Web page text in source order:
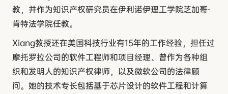
教，并作为知识产权研究员在伊利诺伊理工学院芝加哥-
肯特法学院任教。
Xiang教授还在美国科技行业有15年的工作经验，担任过
摩托罗拉公司的软件工程师和项目经理、曾作为各种组
织和发明人的知识产权律师，以及微软公司的法律顾
问。她的技术专长包括基于芯片设计的软件工程和计算